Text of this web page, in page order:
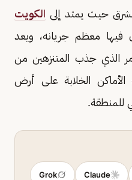
حيث يمتد إلى الكويت
فيها معظم جريانه، ويعد
الذي جذب المتنزهين من
الخلابة على أرض
للمنطقة.
Claude
Grok